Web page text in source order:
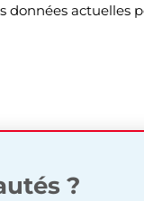
données actuelles
?